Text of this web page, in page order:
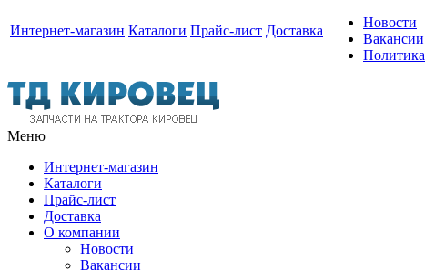
Интернет-магазин Каталоги Прайс-лист Доставка
Новости
Вакансии
Политика
Меню
Интернет-магазин
Каталоги
Прайс-лист
Доставка
О компании
Новости
Вакансии